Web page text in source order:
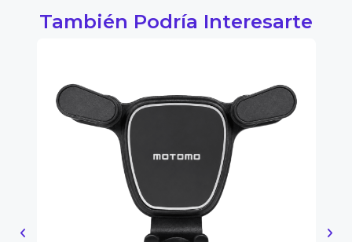
También Podría Interesarte